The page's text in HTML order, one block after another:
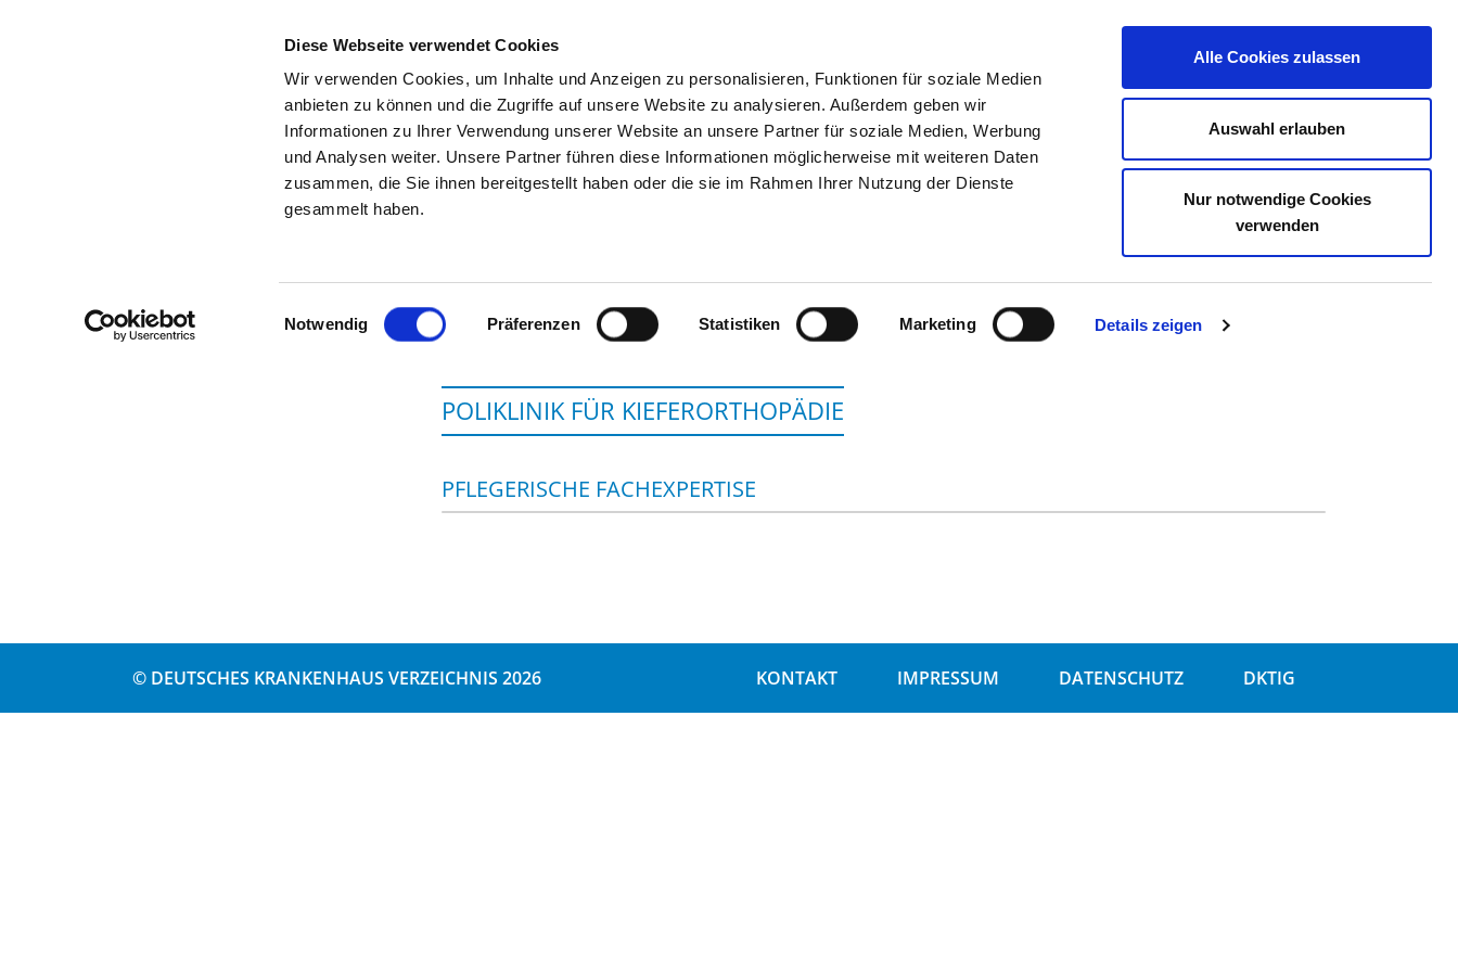
Diese Webseite verwendet Cookies
Wir verwenden Cookies, um Inhalte und Anzeigen zu personalisieren, Funktionen für soziale Medien
anbieten zu können und die Zugriffe auf unsere Website zu analysieren. Außerdem geben wir
Informationen zu Ihrer Verwendung unserer Website an unsere Partner für soziale Medien, Werbung
und Analysen weiter. Unsere Partner führen diese Informationen möglicherweise mit weiteren Daten
zusammen, die Sie ihnen bereitgestellt haben oder die sie im Rahmen Ihrer Nutzung der Dienste
gesammelt haben.
Einwilligungsauswahl
Notwendig Präferenzen Statistiken Marketing Details zeigen
Alle Cookies zulassen
Auswahl erlauben
Nur notwendige Cookies
verwenden
SUCHEN TIPPS & HILFE DAS DKV STELLENBÖRSE KONTAKT IHRE MEINUNG
Startseite der Fachabteilung
POLIKLINIK FÜR KIEFERORTHOPÄDIE
PFLEGERISCHE FACHEXPERTISE
© DEUTSCHES KRANKENHAUS VERZEICHNIS 2026 KONTAKT IMPRESSUM DATENSCHUTZ DKTIG